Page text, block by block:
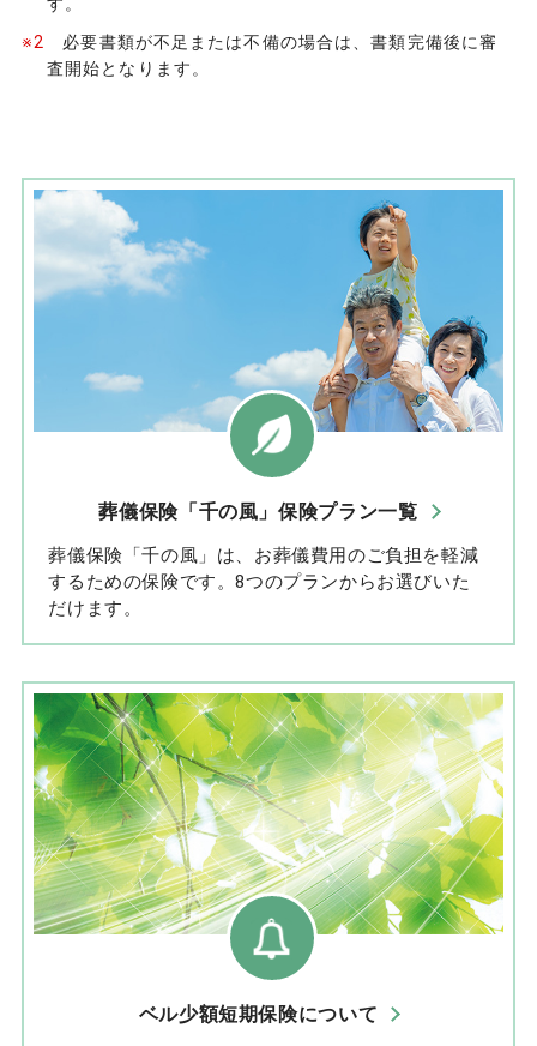
す。
※2 必要書類が不足または不備の場合は、書類完備後に審
査開始となります。
葬儀保険「千の風」保険プラン一覧
葬儀保険「千の風」は、お葬儀費用のご負担を軽減
するための保険です。8つのプランからお選びいた
だけます。
ベル少額短期保険について